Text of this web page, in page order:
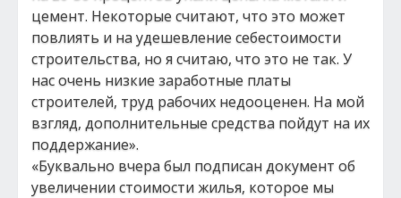
цемент. Некоторые считают, что это может
повлиять и на удешевление себестоимости
строительства, но я считаю, что это не так. У
нас очень низкие заработные платы
строителей, труд рабочих недооценен. На мой
взгляд, дополнительные средства пойдут на их
поддержание».
«Буквально вчера был подписан документ об
увеличении стоимости жилья, которое мы